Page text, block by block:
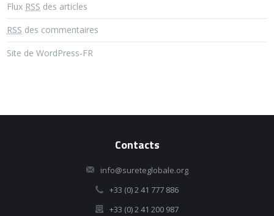
Flux RSS des articles
RSS des commentaires
Site de WordPress-FR
Contacts
info@sureteglobale.org
+33 (0) 2 41 777 886
+33 (0) 2 41 200 987